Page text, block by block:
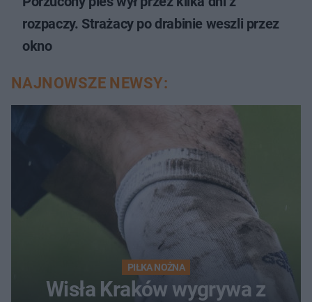
rozpaczy. Strażacy po drabinie weszli przez
okno
NAJNOWSZE NEWSY:
PIŁKA NOŻNA
Wisła Kraków wygrywa z